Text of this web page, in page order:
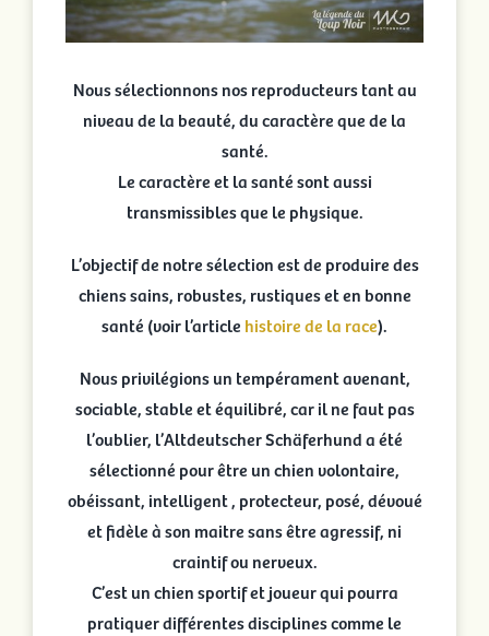
Nous sélectionnons nos reproducteurs tant au
niveau de la beauté, du caractère que de la
santé.
Le caractère et la santé sont aussi
transmissibles que le physique.
L’objectif de notre sélection est de produire des
chiens sains, robustes, rustiques et en bonne
santé (voir l’article histoire de la race).
Nous privilégions un tempérament avenant,
sociable, stable et équilibré, car il ne faut pas
l’oublier, l’Altdeutscher Schäferhund a été
sélectionné pour être un chien volontaire,
obéissant, intelligent , protecteur, posé, dévoué
et fidèle à son maitre sans être agressif, ni
craintif ou nerveux.
C’est un chien sportif et joueur qui pourra
pratiquer différentes disciplines comme le